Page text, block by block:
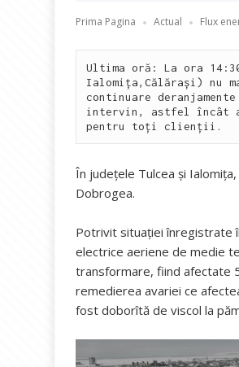
Prima Pagina Actual Flux
Ultima oră: La ora
Ialomița,Călărași) nu
continuare
intervin, astfel încât
pentru toți clienții.
În judeţele Tulcea și
Dobrogea.
Potrivit situației înregistrate
electrice aeriene de medie
transformare, fiind afectate
remedierea avariei ce
fost doborîtă de viscol la